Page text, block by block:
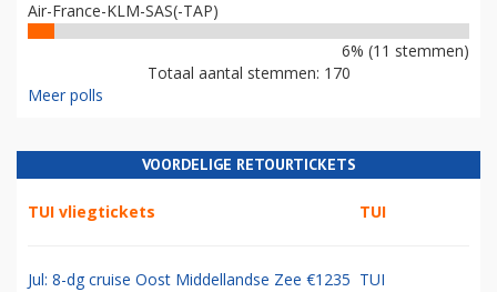
Air-France-KLM-SAS(-TAP)
6% (11 stemmen)
Totaal aantal stemmen: 170
Meer polls
VOORDELIGE RETOURTICKETS
TUI vliegtickets TUI
Jul: 8-dg cruise Oost Middellandse Zee €1235 TUI